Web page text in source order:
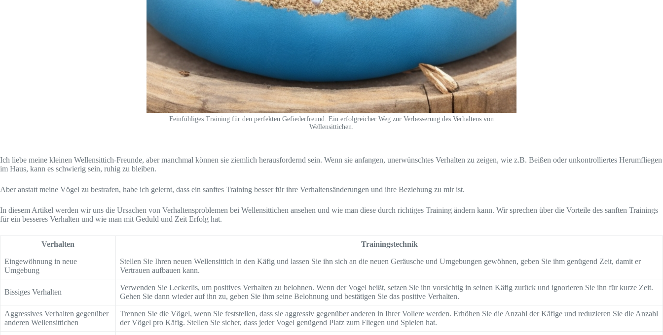
Feinfühliges Training für den perfekten Gefiederfreund: Ein erfolgreicher Weg zur Verbesserung des Verhaltens von
Wellensittichen.
Ich liebe meine kleinen Wellensittich-Freunde, aber manchmal können sie ziemlich herausfordernd sein. Wenn sie anfangen, unerwünschtes Verhalten zu zeigen, wie z.B. Beißen oder unkontrolliertes Herumfliegen
im Haus, kann es schwierig sein, ruhig zu bleiben.
Aber anstatt meine Vögel zu bestrafen, habe ich gelernt, dass ein sanftes Training besser für ihre Verhaltensänderungen und ihre Beziehung zu mir ist.
In diesem Artikel werden wir uns die Ursachen von Verhaltensproblemen bei Wellensittichen ansehen und wie man diese durch richtiges Training ändern kann. Wir sprechen über die Vorteile des sanften Trainings
für ein besseres Verhalten und wie man mit Geduld und Zeit Erfolg hat.
Verhalten Trainingstechnik
Eingewöhnung in neue
Umgebung
Stellen Sie Ihren neuen Wellensittich in den Käfig und lassen Sie ihn sich an die neuen Geräusche und Umgebungen gewöhnen, geben Sie ihm genügend Zeit, damit er
Vertrauen aufbauen kann.
Bissiges Verhalten
Verwenden Sie Leckerlis, um positives Verhalten zu belohnen. Wenn der Vogel beißt, setzen Sie ihn vorsichtig in seinen Käfig zurück und ignorieren Sie ihn für kurze Zeit.
Gehen Sie dann wieder auf ihn zu, geben Sie ihm seine Belohnung und bestätigen Sie das positive Verhalten.
Aggressives Verhalten gegenüber
anderen Wellensittichen
Trennen Sie die Vögel, wenn Sie feststellen, dass sie aggressiv gegenüber anderen in Ihrer Voliere werden. Erhöhen Sie die Anzahl der Käfige und reduzieren Sie die Anzahl
der Vögel pro Käfig. Stellen Sie sicher, dass jeder Vogel genügend Platz zum Fliegen und Spielen hat.